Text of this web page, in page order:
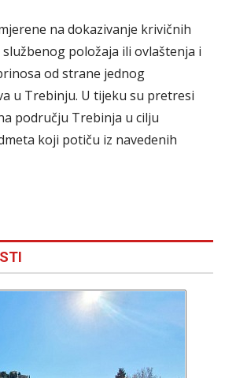
na dokazivanje krivičnih
položaja ili ovlaštenja i
od strane jednog
u Trebinju. U tijeku su pretresi
području Trebinja u cilju
koji potiču iz navedenih